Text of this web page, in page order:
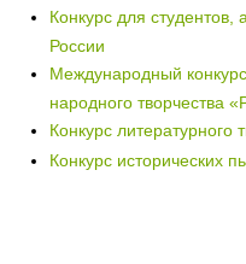
Конкурс для
России
Международный конкурс
народного творчества
Конкурс
Конкурс